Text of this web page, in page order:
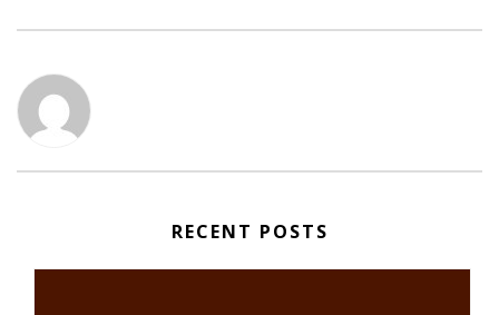
RECENT POSTS